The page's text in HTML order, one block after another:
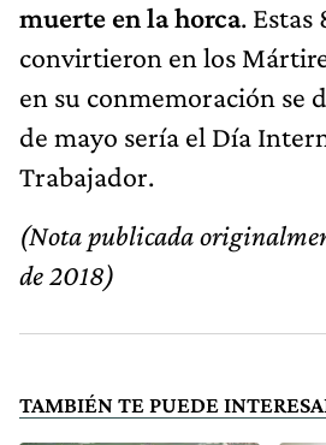
muerte en la horca. Estas
convirtieron en los
en su conmemoración se
de mayo sería el Día
Trabajador.
(Nota publicada
de 2018)
TAMBIÉN TE PUEDE